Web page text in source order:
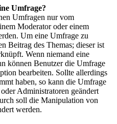
Umfrage?
Umfragen nur vom
Moderator oder einem
Um eine Umfrage zu
Beitrag des Themas; dieser ist
Wenn niemand eine
können Benutzer die Umfrage
bearbeiten. Sollte allerdings
haben, so kann die Umfrage
Administratoren geändert
soll die Manipulation von
werden.